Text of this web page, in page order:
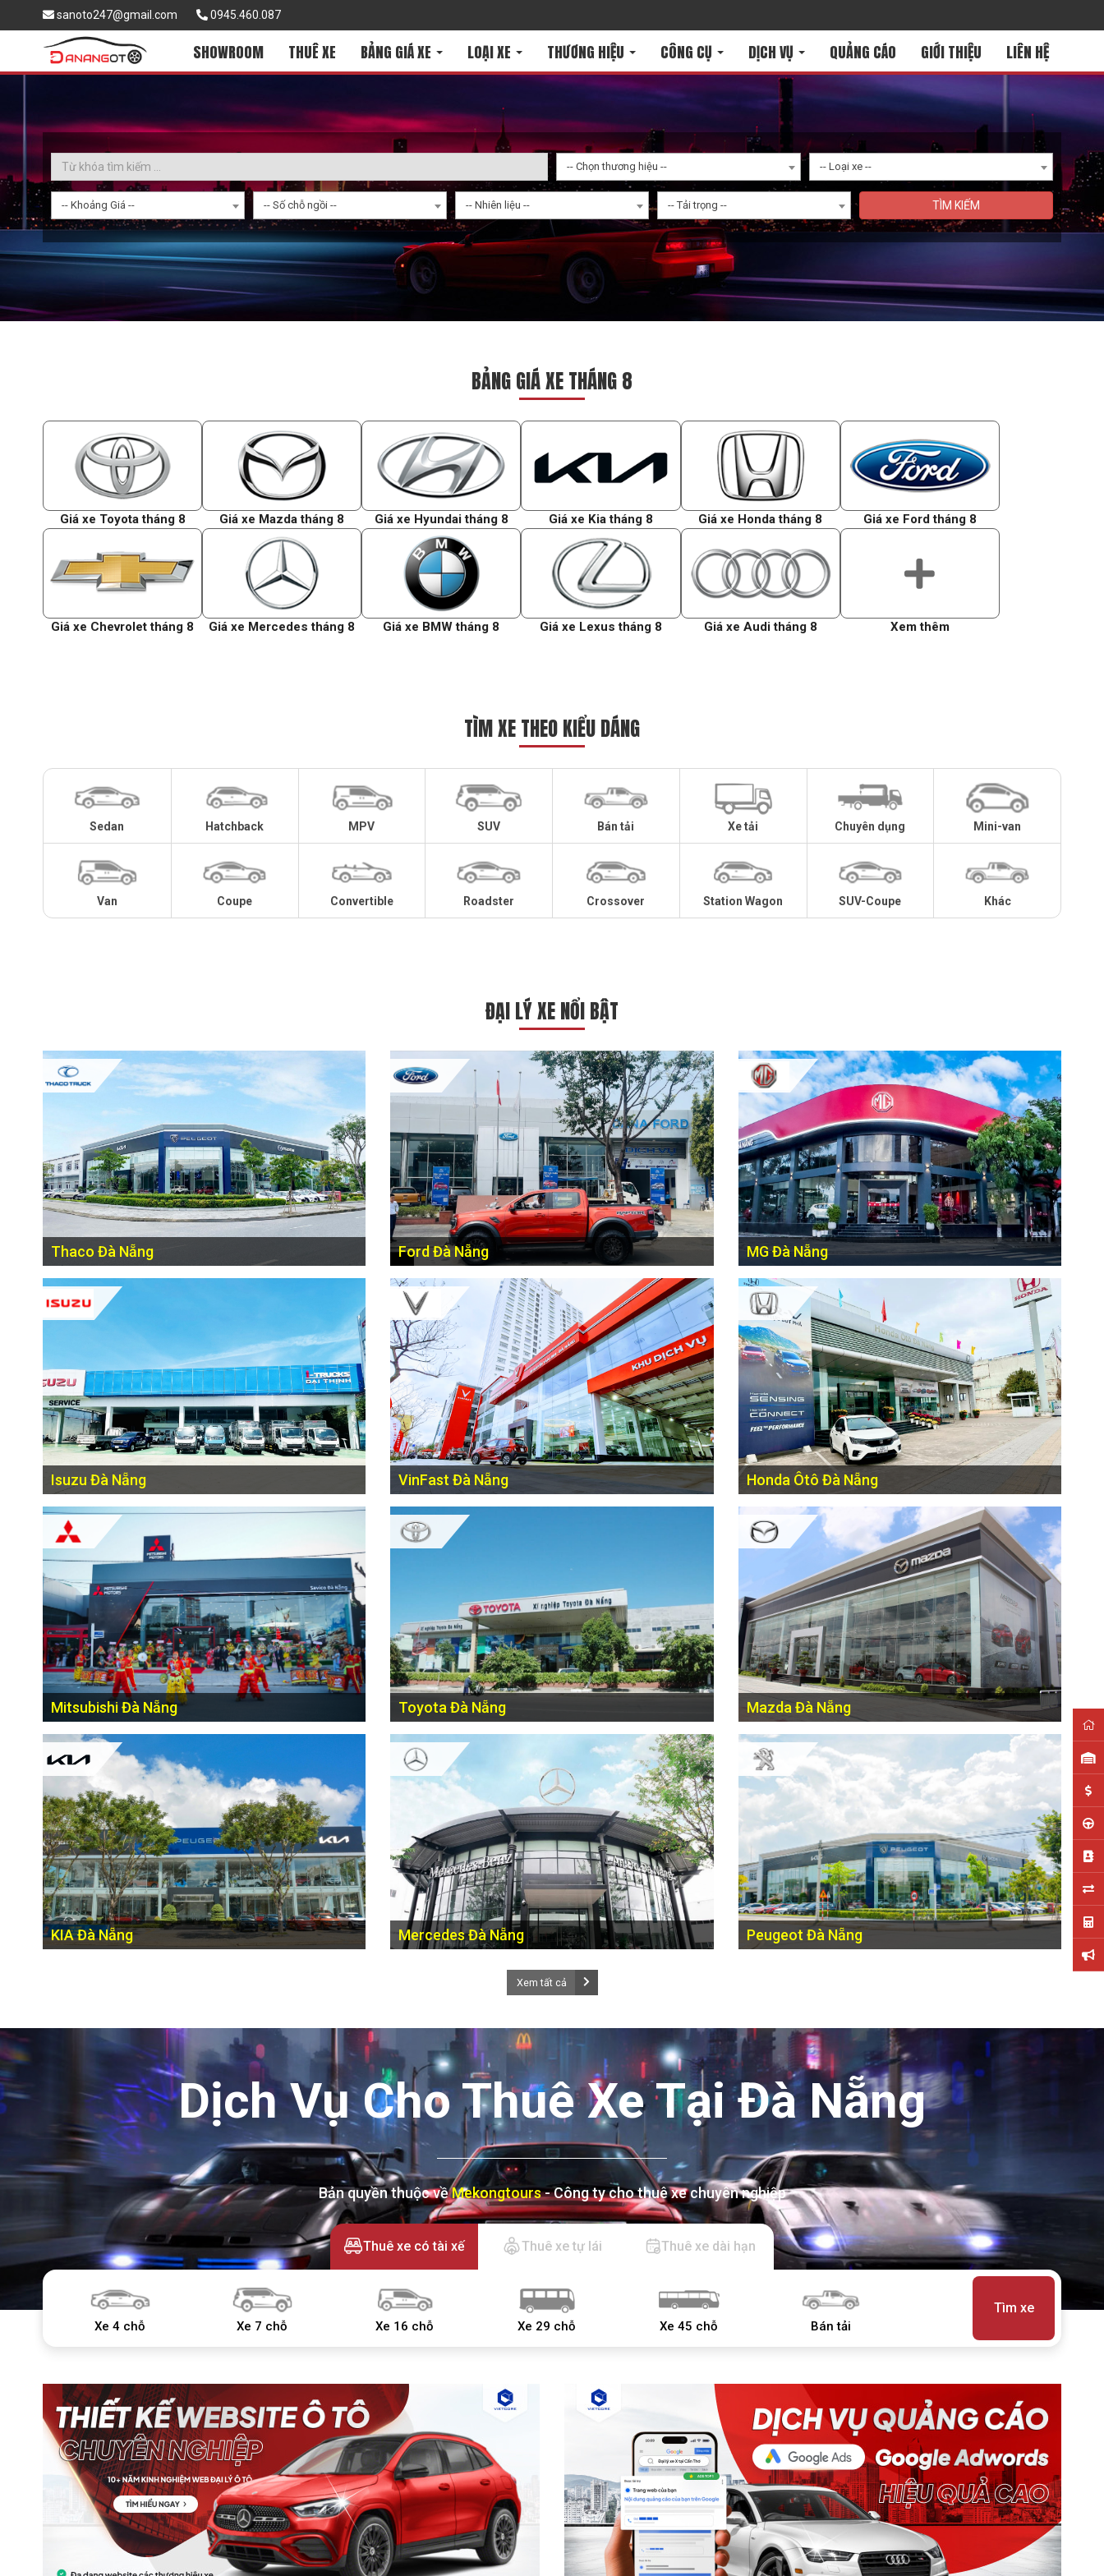
sanoto247@gmail.com 0945.460.087
SHOWROOM THUÊ XE BẢNG GIÁ XE LOẠI XE THƯƠNG HIỆU CÔNG CỤ DỊCH VỤ QUẢNG CÁO GIỚI THIỆU LIÊN HỆ
-- Chọn thương hiệu -- -- Loại xe --
-- Khoảng Giá -- -- Số chỗ ngồi -- -- Nhiên liệu -- -- Tải trọng -- TÌM KIẾM
BẢNG GIÁ XE THÁNG 8
Giá xe Toyota tháng 8 Giá xe Mazda tháng 8 Giá xe Hyundai tháng 8 Giá xe Kia tháng 8 Giá xe Honda tháng 8 Giá xe Ford tháng 8
Giá xe Chevrolet tháng 8 Giá xe Mercedes tháng 8 Giá xe BMW tháng 8 Giá xe Lexus tháng 8 Giá xe Audi tháng 8 Xem thêm
TÌM XE THEO KIỂU DÁNG
Sedan Hatchback MPV SUV Bán tải Xe tải Chuyên dụng Mini-van
Van Coupe Convertible Roadster Crossover Station Wagon SUV-Coupe Khác
ĐẠI LÝ XE NỔI BẬT
Thaco Đà Nẵng
Quốc lộ 1A, thôn Quá Giáng 1, xã Hoà Phước, huyện Hoà
Vang, Đà Nẵng, Việt Nam
Ford Đà Nẵng
56 Điện Biên Phủ, Phường Chính Gián, Quận Thanh Khê,
Đà Nẵng
MG Đà Nẵng
Số 01 Nguyễn Hanh - Quận Hải Châu (Nút giao thông cầu
Tuyên Sơn - đường 2/9) - TP Đà Nẵng
Isuzu Đà Nẵng
Lô 01, QL1A, thôn Quá Giáng, xã Hòa Phước, huyện Hòa
Vang, TP Đà Nẵng
VinFast Đà Nẵng
115 Nguyễn Văn Linh, P. Nam Dương, Q. Hải Châu, TP Đà
Nẵng
Honda Ôtô Đà Nẵng
178 đường 2/9 - P. Hòa Cường Bắc, Q. Hải Châu, TP. Đà
Mitsubishi Đà Nẵng
02 Nguyễn Hữu Thọ, P. Hòa Thuận Tây, Q. Hải Châu, TP Đà
Nẵng
Toyota Đà Nẵng
69 - 71 Duy Tân, P. Hòa Thuận Tây, Q. Hải Châu, TP. Đà
Nẵng
Mazda Đà Nẵng
Tổ 14 Đường Phạm Văn Đồng, Phường An Hải Bắc, Quận
Sơn Trà, Thành phố Đà Nẵng
KIA Đà Nẵng
Đường Phạm Văn Đồng, Q. Sơn Trà, Thành Phố Đà Nẵng
Mercedes Đà Nẵng
113 Nguyễn Hữu Thọ, Hòa Thuận Nam, Quận Hải Châu,
Peugeot Đà Nẵng
Lô 8 Phạm Văn Đồng , Sơn Trà , Đà Nẵng
Xem tất cả
Dịch Vụ Cho Thuê Xe Tại Đà Nẵng
Bản quyền thuộc vềMekongtours- Công ty cho thuê xe chuyên nghiệp
Thuê xe có tài xế Thuê xe tự lái Thuê xe dài hạn
Xe 4 chỗ Xe 7 chỗ Xe 16 chỗ Xe 29 chỗ Xe 45 chỗ Bán tải
Tìm xe